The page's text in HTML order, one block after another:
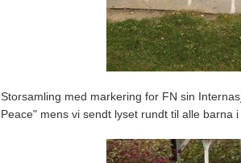
Storsamling med markering for FN sin
Peace" mens vi sendt lyset rundt til alle barna i